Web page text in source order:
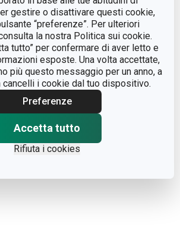
gestire o disattivare questi cookie,
“preferenze”. Per ulteriori
la nostra Politica sui cookie.
tutto” per confermare di aver letto e
esposte. Una volta accettate,
più questo messaggio per un anno, a
cancelli i cookie dal tuo dispositivo.
Preferenze
Accetta tutto
Rifiuta i cookies
microfibra
panno
Bianco, verde
(IN